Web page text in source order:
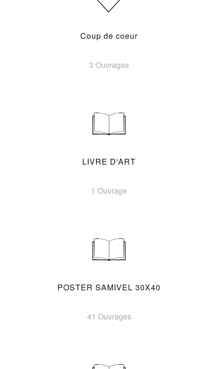
Coup de coeur
3 Ouvrages
LIVRE D'ART
1 Ouvrage
POSTER SAMIVEL 30X40
41 Ouvrages